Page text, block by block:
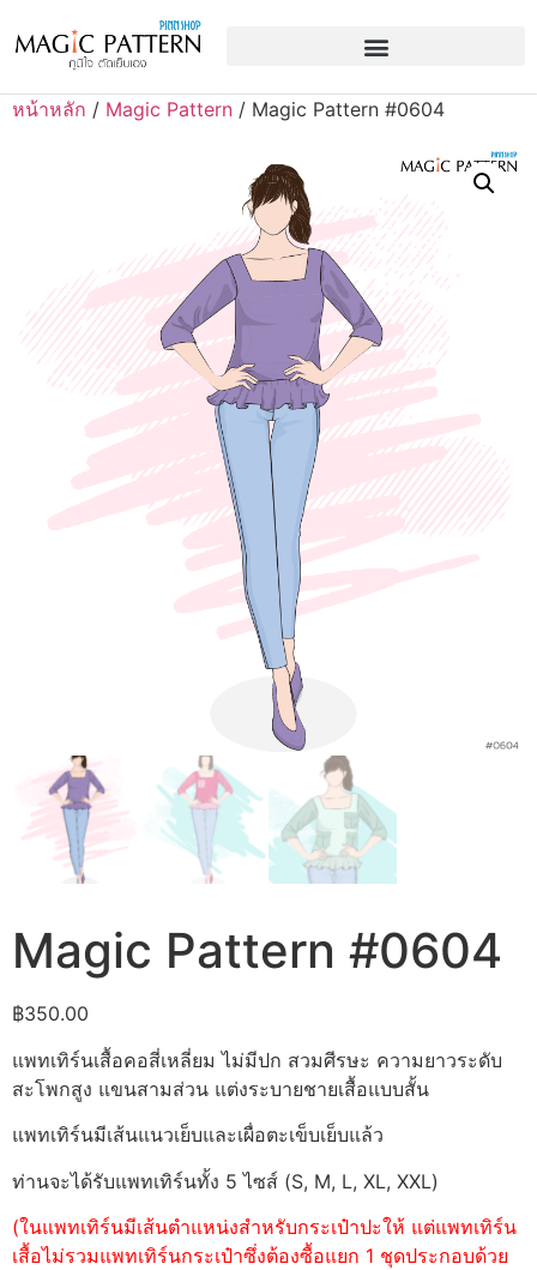
หน้าหลัก / Magic Pattern / Magic Pattern #0604
Magic Pattern #0604
฿350.00
แพทเทิร์นเสื้อคอสี่เหลี่ยม ไม่มีปก สวมศีรษะ ความยาวระดับ
สะโพกสูง แขนสามส่วน แต่งระบายชายเสื้อแบบสั้น
แพทเทิร์นมีเส้นแนวเย็บและเผื่อตะเข็บเย็บแล้ว
ท่านจะได้รับแพทเทิร์นทั้ง 5 ไซส์ (S, M, L, XL, XXL)
(ในแพทเทิร์นมีเส้นตำแหน่งสำหรับกระเป๋าปะให้ แต่แพทเทิร์น
เสื้อไม่รวมแพทเทิร์นกระเป๋าซึ่งต้องซื้อแยก 1 ชุดประกอบด้วย